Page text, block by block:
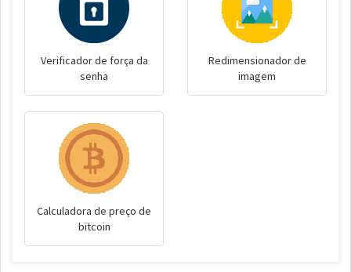
Verificador de força da
senha
Redimensionador de
imagem
Calculadora de preço de
bitcoin